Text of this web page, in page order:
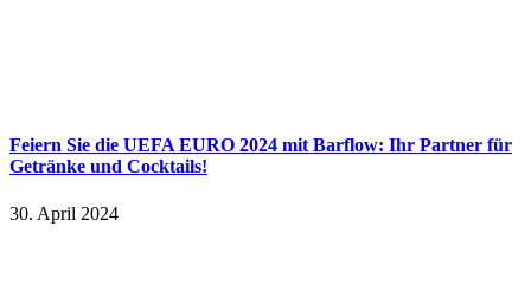
Feiern Sie die UEFA EURO 2024 mit Barflow: Ihr Partner für
Getränke und Cocktails!
30. April 2024